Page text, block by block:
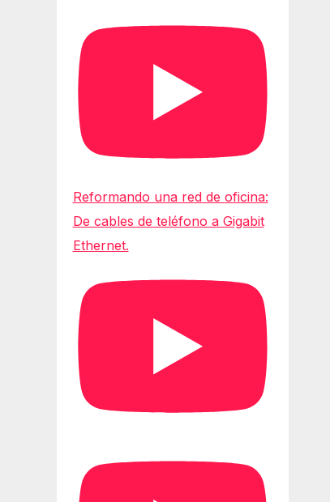
Reformando una red de oficina:
De cables de teléfono a Gigabit
Ethernet.